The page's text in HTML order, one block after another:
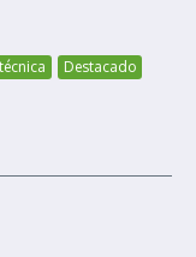
Destacado